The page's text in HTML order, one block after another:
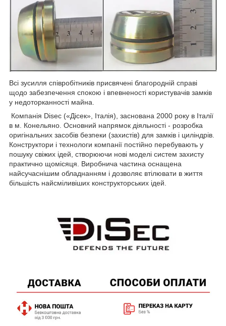
Всі зусилля співробітників присвячені благородній справі
щодо забезпечення спокою і впевненості користувачів замків
у недоторканності майна.
Компанія Disec («Дісек», Італія), заснована 2000 року в Італії
в м. Конельяно. Основний напрямок діяльності - розробка
оригінальних засобів безпеки (захистів) для замків і циліндрів.
Конструктори і технологи компанії постійно перебувають у
пошуку свіжих ідей, створюючи нові моделі систем захисту
практично щомісяця. Виробнича частина оснащена
найсучаснішим обладнанням і дозволяє втілювати в життя
більшість найсміливіших конструкторських ідей.